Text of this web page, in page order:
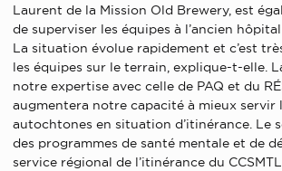
Laurent de la Mission Old Brewery, est
de superviser les équipes à l’ancien
La situation évolue rapidement et c’est
les équipes sur le terrain, explique-t-elle.
notre expertise avec celle de PAQ et du
augmentera notre capacité à mieux servir
autochtones en situation d’itinérance. Le
des programmes de santé mentale et de
service régional de l’itinérance du